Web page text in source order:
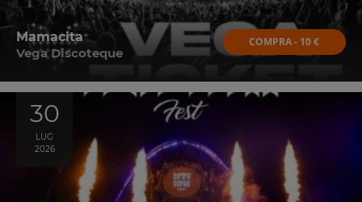
Mamacita
Vega Discoteque
COMPRA - 10 €
30
LUG
2026